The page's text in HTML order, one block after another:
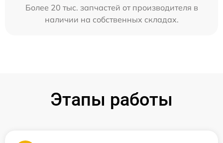
Более 20 тыс. запчастей от производителя в
наличии на собственных складах.
Этапы работы